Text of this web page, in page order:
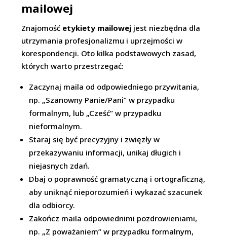
mailowej
Znajomość etykiety mailowej jest niezbędna dla
utrzymania profesjonalizmu i uprzejmości w
korespondencji. Oto kilka podstawowych zasad,
których warto przestrzegać:
Zaczynaj maila od odpowiedniego przywitania,
np. „Szanowny Panie/Pani” w przypadku
formalnym, lub „Cześć” w przypadku
nieformalnym.
Staraj się być precyzyjny i zwięzły w
przekazywaniu informacji, unikaj długich i
niejasnych zdań.
Dbaj o poprawność gramatyczną i ortograficzną,
aby uniknąć nieporozumień i wykazać szacunek
dla odbiorcy.
Zakończ maila odpowiednimi pozdrowieniami,
np. „Z poważaniem” w przypadku formalnym,